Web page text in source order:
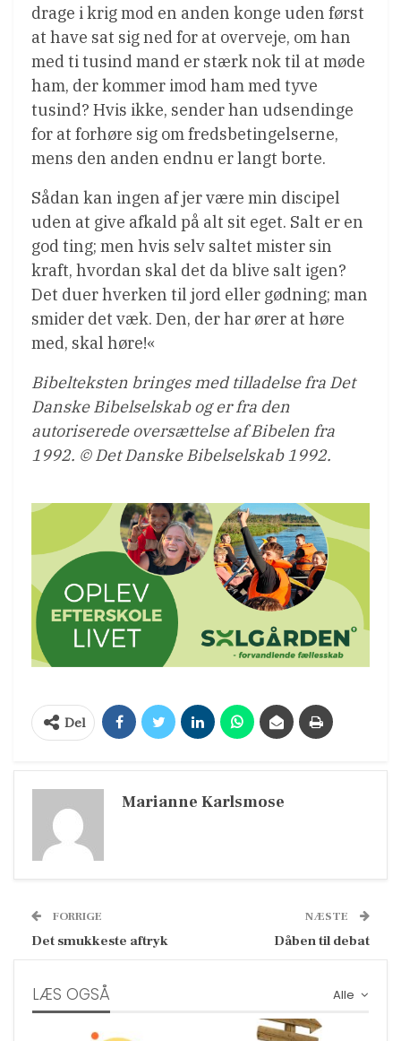
drage i krig mod en anden konge uden først
at have sat sig ned for at overveje, om han
med ti tusind mand er stærk nok til at møde
ham, der kommer imod ham med tyve
tusind? Hvis ikke, sender han udsendinge
for at forhøre sig om fredsbetingelserne,
mens den anden endnu er langt borte.
Sådan kan ingen af jer være min discipel
uden at give afkald på alt sit eget. Salt er en
god ting; men hvis selv saltet mister sin
kraft, hvordan skal det da blive salt igen?
Det duer hverken til jord eller gødning; man
smider det væk. Den, der har ører at høre
med, skal høre!«
Bibelteksten bringes med tilladelse fra Det
Danske Bibelselskab og er fra den
autoriserede oversættelse af Bibelen fra
1992. © Det Danske Bibelselskab 1992.
Del
Marianne Karlsmose
FORRIGE
Det smukkeste aftryk
NÆSTE
Dåben til debat
Alle
LÆS OGSÅ